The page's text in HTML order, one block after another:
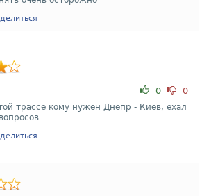
0 0
трассе кому нужен Днепр - Киев, ехал